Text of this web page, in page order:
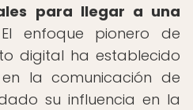
para llegar a una
El enfoque pionero de
digital ha establecido
la comunicación de
su influencia en la